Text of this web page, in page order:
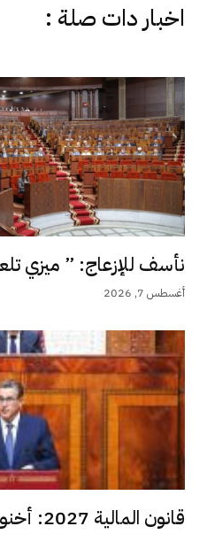
اخبار دات صلة :
نأسف للإزعاج: ” ميزي
أغسطس 7, 2026
قانون المالية 2027: أخنوش يبقي على دعم...